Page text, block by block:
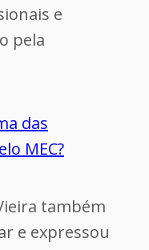
e
pela
das
MEC?
também
e expressou